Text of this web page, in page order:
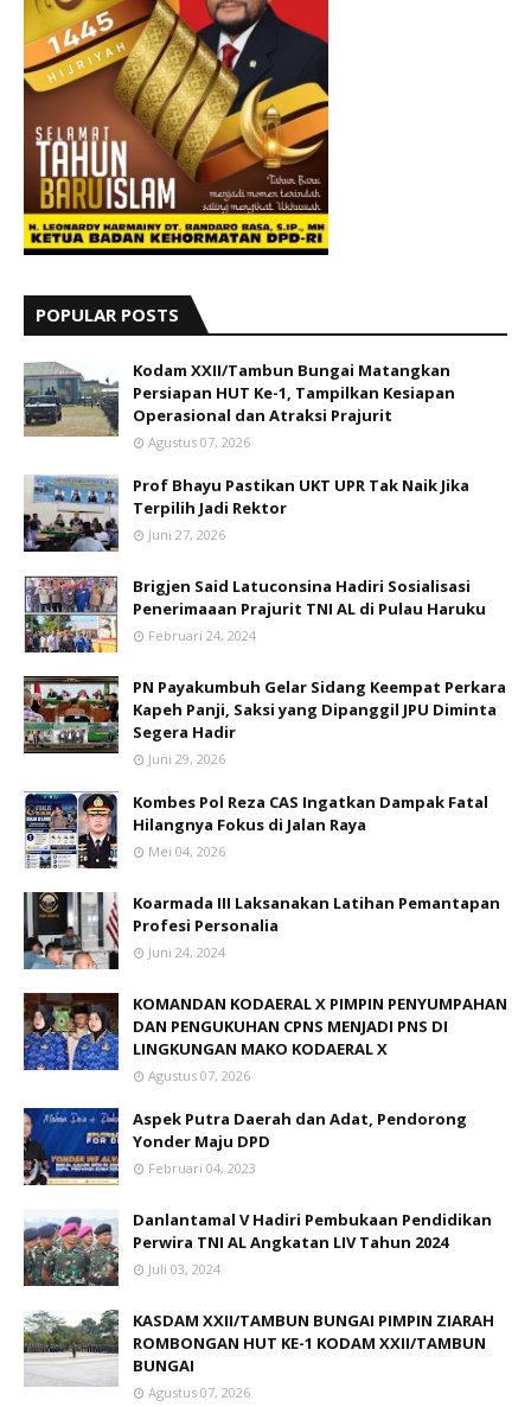
POPULAR POSTS
Kodam XXII/Tambun Bungai Matangkan
Persiapan HUT Ke-1, Tampilkan Kesiapan
Operasional dan Atraksi Prajurit
Agustus 07, 2026
Prof Bhayu Pastikan UKT UPR Tak Naik Jika
Terpilih Jadi Rektor
Juni 27, 2026
Brigjen Said Latuconsina Hadiri Sosialisasi
Penerimaaan Prajurit TNI AL di Pulau Haruku
Februari 24, 2024
PN Payakumbuh Gelar Sidang Keempat Perkara
Kapeh Panji, Saksi yang Dipanggil JPU Diminta
Segera Hadir
Juni 29, 2026
Kombes Pol Reza CAS Ingatkan Dampak Fatal
Hilangnya Fokus di Jalan Raya
Mei 04, 2026
Koarmada III Laksanakan Latihan Pemantapan
Profesi Personalia
Juni 24, 2024
KOMANDAN KODAERAL X PIMPIN PENYUMPAHAN
DAN PENGUKUHAN CPNS MENJADI PNS DI
LINGKUNGAN MAKO KODAERAL X
Agustus 07, 2026
Aspek Putra Daerah dan Adat, Pendorong
Yonder Maju DPD
Februari 04, 2023
Danlantamal V Hadiri Pembukaan Pendidikan
Perwira TNI AL Angkatan LIV Tahun 2024
Juli 03, 2024
KASDAM XXII/TAMBUN BUNGAI PIMPIN ZIARAH
ROMBONGAN HUT KE-1 KODAM XXII/TAMBUN
BUNGAI
Agustus 07, 2026